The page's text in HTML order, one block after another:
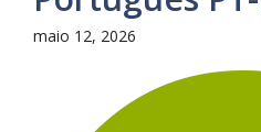
maio 12, 2026